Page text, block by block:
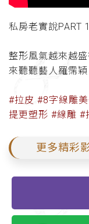
私房老實說PART 1
整形風氣越來越
來聽聽藝人羅霈
#拉皮 #8字線雕
提更塑形 #線雕 #
更多精彩